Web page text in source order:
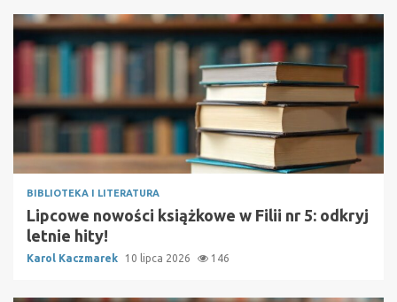
BIBLIOTEKA I LITERATURA
Lipcowe nowości książkowe w Filii nr 5: odkryj
letnie hity!
Karol Kaczmarek 10 lipca 2026 146